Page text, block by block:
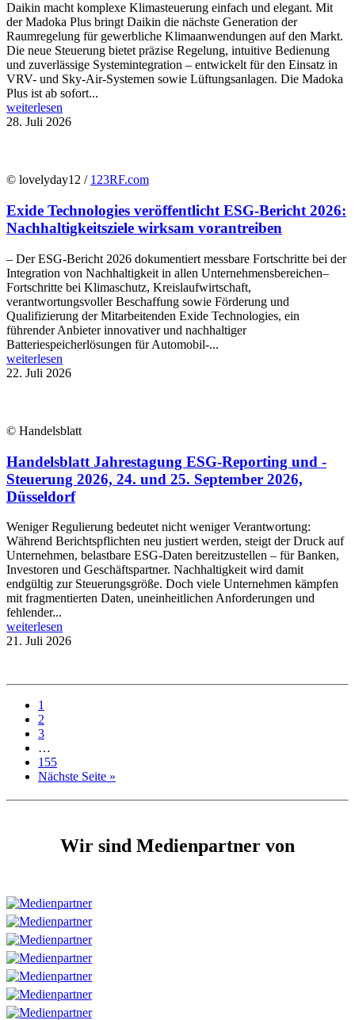
Daikin macht komplexe Klimasteuerung einfach und elegant. Mit
der Madoka Plus bringt Daikin die nächste Generation der
Raumregelung für gewerbliche Klimaanwendungen auf den Markt.
Die neue Steuerung bietet präzise Regelung, intuitive Bedienung
und zuverlässige Systemintegration – entwickelt für den Einsatz in
VRV- und Sky-Air-Systemen sowie Lüftungsanlagen. Die Madoka
Plus ist ab sofort...
weiterlesen
28. Juli 2026
© lovelyday12 / 123RF.com
Exide Technologies veröffentlicht ESG-Bericht 2026:
Nachhaltigkeitsziele wirksam vorantreiben
– Der ESG-Bericht 2026 dokumentiert messbare Fortschritte bei der
Integration von Nachhaltigkeit in allen Unternehmensbereichen–
Fortschritte bei Klimaschutz, Kreislaufwirtschaft,
verantwortungsvoller Beschaffung sowie Förderung und
Qualifizierung der Mitarbeitenden Exide Technologies, ein
führender Anbieter innovativer und nachhaltiger
Batteriespeicherlösungen für Automobil-...
weiterlesen
22. Juli 2026
© Handelsblatt
Handelsblatt Jahrestagung ESG-Reporting und -
Steuerung 2026, 24. und 25. September 2026,
Düsseldorf
Weniger Regulierung bedeutet nicht weniger Verantwortung:
Während Berichtspflichten neu justiert werden, steigt der Druck auf
Unternehmen, belastbare ESG-Daten bereitzustellen – für Banken,
Investoren und Geschäftspartner. Nachhaltigkeit wird damit
endgültig zur Steuerungsgröße. Doch viele Unternehmen kämpfen
mit fragmentierten Daten, uneinheitlichen Anforderungen und
fehlender...
weiterlesen
21. Juli 2026
1
2
3
…
155
Nächste Seite »
Wir sind Medienpartner von